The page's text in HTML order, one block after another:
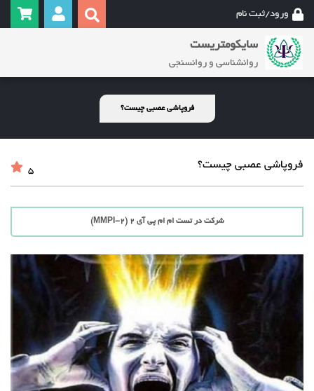
ورود/ثبت نام
سایکومتریست
روانشناسی و روانسنجی
فروپاشی عصبی چیست؟
فروپاشی عصبی چیست؟ 5
شرکت در تست ام ام پی آی 2 (MMPI-2)